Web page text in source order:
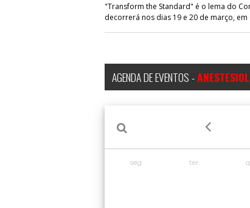
"Transform the Standard" é o lema do
decorrerá nos dias 19 e 20 de março, em
AGENDA DE EVENTOS -
seg. ter.